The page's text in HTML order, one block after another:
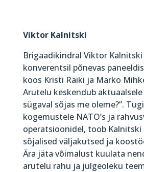
Viktor Kalnitski
Brigaadikindral Viktor Kalnitski
konverentsil põnevas
koos Kristi Raiki ja Marko
Arutelu keskendub aktuaalsele
sügaval sõjas me oleme?”.
kogemustele NATO’s ja
operatsioonidel, toob Kalnitski
sõjalised väljakutsed ja
Ära jäta võimalust kuulata
arutelu rahu ja julgeoleku